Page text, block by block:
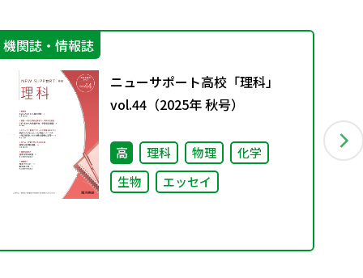
機関誌・情報誌
ニューサポート高校「理科」
vol.44（2025年 秋号）
高 理科 物理
化学
生物
エッセイ